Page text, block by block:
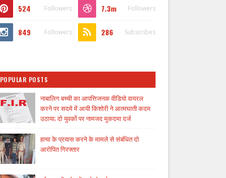
524 Followers 7.3m Followers
849 Followers 286 Subscribes
POPULAR POSTS
नाबालिग बच्ची का आपत्तिजनक वीडियो वायरल
करने पर सदमे में आयी किशोरी ने आत्मघाती कदम
उठाया; दो युवकों पर नामजद मुकदमा दर्ज
हत्या के प्रयास करने के मामले से संबंधित दो
आरोपित गिरफ्तार